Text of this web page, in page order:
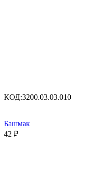
КОД:3200.03.03.010
Башмак
42 ₽